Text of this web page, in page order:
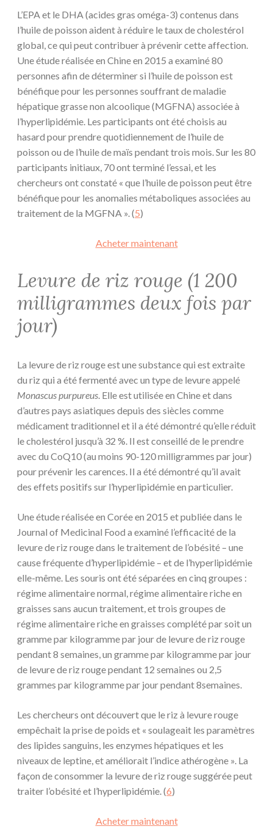
L’EPA et le DHA (acides gras oméga-3) contenus dans
l’huile de poisson aident à réduire le taux de cholestérol
global, ce qui peut contribuer à prévenir cette affection.
Une étude réalisée en Chine en 2015 a examiné 80
personnes afin de déterminer si l’huile de poisson est
bénéfique pour les personnes souffrant de maladie
hépatique grasse non alcoolique (MGFNA) associée à
l’hyperlipidémie. Les participants ont été choisis au
hasard pour prendre quotidiennement de l’huile de
poisson ou de l’huile de maïs pendant trois mois. Sur les 80
participants initiaux, 70 ont terminé l’essai, et les
chercheurs ont constaté « que l’huile de poisson peut être
bénéfique pour les anomalies métaboliques associées au
traitement de la MGFNA ». (5)
Acheter maintenant
Levure de riz rouge (1 200
milligrammes deux fois par
jour)
La levure de riz rouge est une substance qui est extraite
du riz qui a été fermenté avec un type de levure appelé
Monascus purpureus . Elle est utilisée en Chine et dans
d’autres pays asiatiques depuis des siècles comme
médicament traditionnel et il a été démontré qu’elle réduit
le cholestérol jusqu’à 32 %. Il est conseillé de le prendre
avec du CoQ10 (au moins 90-120 milligrammes par jour)
pour prévenir les carences. Il a été démontré qu’il avait
des effets positifs sur l’hyperlipidémie en particulier.
Une étude réalisée en Corée en 2015 et publiée dans le
Journal of Medicinal Food a examiné l’efficacité de la
levure de riz rouge dans le traitement de l’obésité – une
cause fréquente d’hyperlipidémie – et de l’hyperlipidémie
elle-même. Les souris ont été séparées en cinq groupes :
régime alimentaire normal, régime alimentaire riche en
graisses sans aucun traitement, et trois groupes de
régime alimentaire riche en graisses complété par soit un
gramme par kilogramme par jour de levure de riz rouge
pendant 8 semaines, un gramme par kilogramme par jour
de levure de riz rouge pendant 12 semaines ou 2,5
grammes par kilogramme par jour pendant 8semaines.
Les chercheurs ont découvert que le riz à levure rouge
empêchait la prise de poids et « soulageait les paramètres
des lipides sanguins, les enzymes hépatiques et les
niveaux de leptine, et améliorait l’indice athérogène ». La
façon de consommer la levure de riz rouge suggérée peut
traiter l’obésité et l’hyperlipidémie. (6)
Acheter maintenant